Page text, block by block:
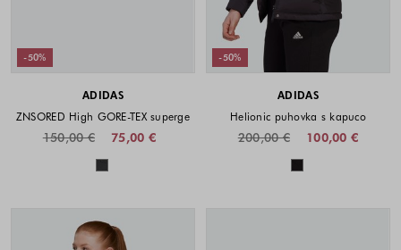
-50%
ADIDAS
ZNSORED High GORE-TEX superge
75,00 €
150,00 €
Barve na voljo
-50%
ADIDAS
Helionic puhovka s kapuco
100,00 €
200,00 €
Barve na voljo